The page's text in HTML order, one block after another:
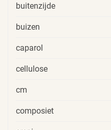
buitenzijde
buizen
caparol
cellulose
cm
composiet